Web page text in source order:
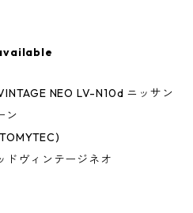
NEO LV-N10d ニッサン
ン
ドヴィンテージネオ